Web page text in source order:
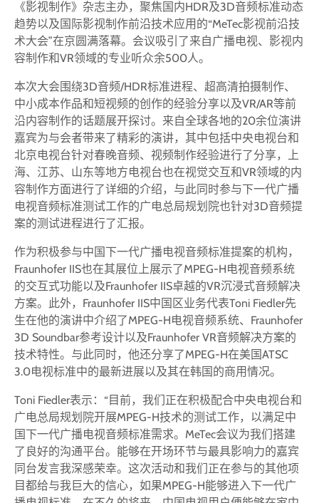
《影视制作》杂志主办，聚焦国内HDR及3D音频标准动态
趋势以及国际影视制作前沿技术应用的“MeTec影视前沿技
术大会”在京圆满落幕。会议吸引了来自广播电视、影视内
容制作和VR领域的专业听众余500人。
本次大会围绕3D音频/HDR标准进程、超高清拍摄制作、
中小成本作品和短视频的创作的经验分享以及VR/AR等前
沿内容制作的话题展开探讨。来自全球各地的20余位演讲
嘉宾为与会者带来了精彩的演讲，其中包括中央电视台和
北京电视台针对春晚音频、视频制作经验进行了分享，上
海、江苏、山东等地方电视台也在视觉交互和VR领域的内
容制作方面进行了详细的介绍，与此同时参与下一代广播
电视音频标准测试工作的广电总局规划院也针对3D音频提
案的测试进程进行了汇报。
作为积极参与中国下一代广播电视音频标准提案的机构，
Fraunhofer IIS也在其展位上展示了MPEG-H电视音频系统
的交互式功能以及Fraunhofer IIS卓越的VR沉浸式音频解决
方案。此外，Fraunhofer IIS中国区业务代表Toni Fiedler先
生在他的演讲中介绍了MPEG-H电视音频系统、Fraunhofer
3D Soundbar参考设计以及Fraunhofer VR音频解决方案的
技术特性。与此同时，他还分享了MPEG-H在美国ATSC
3.0电视标准中的最新进展以及其在韩国的商用情况。
Toni Fiedler表示：“目前，我们正在积极配合中央电视台和
广电总局规划院开展MPEG-H技术的测试工作，以满足中
国下一代广播电视音频标准需求。MeTec会议为我们搭建
了良好的沟通平台。能够在开场环节与最具影响力的嘉宾
同台发言我深感荣幸。这次活动和我们正在参与的其他项
目都给与我巨大的信心，如果MPEG-H能够进入下一代广